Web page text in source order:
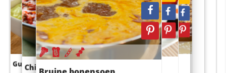
Guacamole
Chili con carneSushi rijstsalade